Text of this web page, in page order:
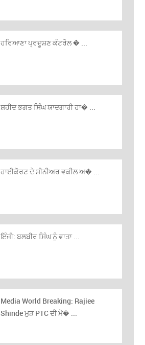
ਹਰਿਆਣਾ ਪ੍ਰਦੂਸ਼ਣ ਕੰਟਰੋਲ � ...
ਸ਼ਹੀਦ ਭਗਤ ਸਿੰਘ ਯਾਦਗਾਰੀ ਹਾ� ...
ਹਾਈਕੋਰਟ ਦੇ ਸੀਨੀਅਰ ਵਕੀਲ ਅ� ...
ਇੰਜੀ: ਬਲਬੀਰ ਸਿੰਘ ਨੂੰ ਵਾਤਾ ...
Media World Breaking: Rajiee
Shinde ਮੁੜ PTC ਦੀ ਮੋ� ...